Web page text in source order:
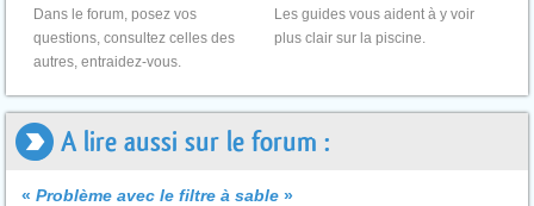
Dans le forum, posez vos
questions, consultez celles des
autres, entraidez-vous.
Les guides vous aident à y voir
plus clair sur la piscine.
A lire aussi sur le forum :
« Problème avec le filtre à sable »